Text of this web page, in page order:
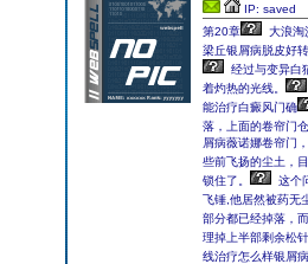
IP: saved
第20章
大浪淘
梁丘银屑病脱皮好
经过与变异白
着灼热的光线。
能治疗白癜风门确
落，上面的卷帘门
屑病薇诺娜卷帘门
些前飞扬的尘土，
锁住了。
这个
飞锤,他居然被药无
部分都已经掉落，
理掉上半部剩余松
线治疗怎么样银屑